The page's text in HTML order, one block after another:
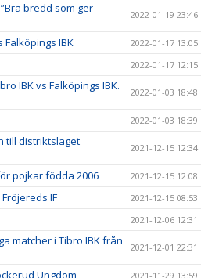
bredd som ger
2022-01-19 23:46
Falköpings IBK 2022-01-17 13:05
2022-01-17 12:15
IBK vs Falköpings IBK.
2022-01-03 18:48
2022-01-03 18:39
till distriktslaget
2021-12-15 12:34
pojkar födda 2006 2021-12-15 12:08
IF 2021-12-15 08:53
2021-12-06 12:31
matcher i Tibro IBK från
2021-12-01 22:31
Ungdom 2021-11-29 13:59